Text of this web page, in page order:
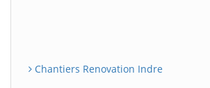
Chantiers Renovation Indre